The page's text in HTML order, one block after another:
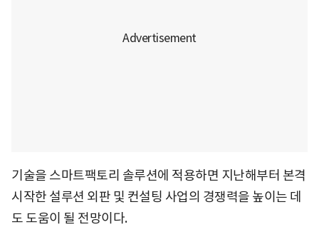
기술을 스마트팩토리 솔루션에 적용하면 지난해부터 본격
시작한 설루션 외판 및 컨설팅 사업의 경쟁력을 높이는 데
도 도움이 될 전망이다.